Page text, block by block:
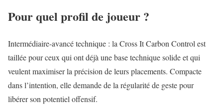
Pour quel profil de joueur ?
Intermédiaire-avancé technique : la Cross It Carbon Control est
taillée pour ceux qui ont déjà une base technique solide et qui
veulent maximiser la précision de leurs placements. Compacte
dans l’intention, elle demande de la régularité de geste pour
libérer son potentiel offensif.